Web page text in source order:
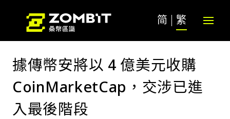
简 繁
據傳幣安將以 4 億美元收購
CoinMarketCap，交涉已進
入最後階段